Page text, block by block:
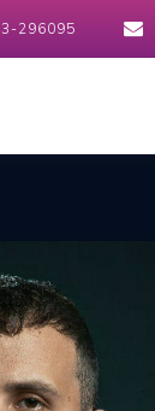
296095